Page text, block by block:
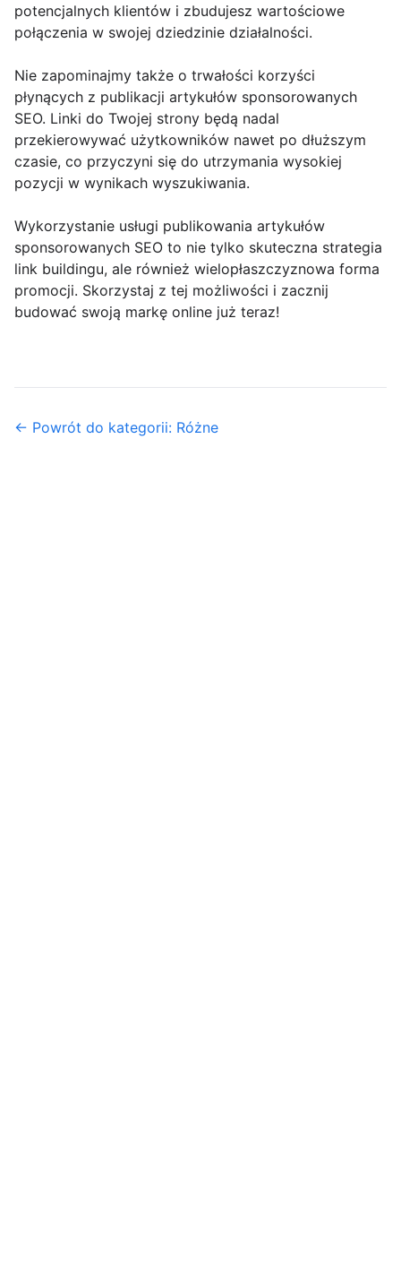
potencjalnych klientów i zbudujesz wartościowe
połączenia w swojej dziedzinie działalności.
Nie zapominajmy także o trwałości korzyści
płynących z publikacji artykułów sponsorowanych
SEO. Linki do Twojej strony będą nadal
przekierowywać użytkowników nawet po dłuższym
czasie, co przyczyni się do utrzymania wysokiej
pozycji w wynikach wyszukiwania.
Wykorzystanie usługi publikowania artykułów
sponsorowanych SEO to nie tylko skuteczna strategia
link buildingu, ale również wielopłaszczyznowa forma
promocji. Skorzystaj z tej możliwości i zacznij
budować swoją markę online już teraz!
← Powrót do kategorii: Różne